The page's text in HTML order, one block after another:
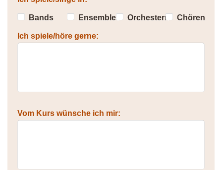
Bands Ensembles Orchestern Chören
Ich spiele/höre gerne:
Vom Kurs wünsche ich mir: